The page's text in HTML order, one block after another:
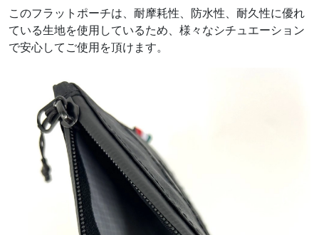
このフラットポーチは、耐摩耗性、防水性、耐久性に優れ
ている生地を使用しているため、様々なシチュエーション
で安心してご使用を頂けます。